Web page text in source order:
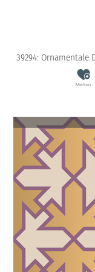
39294: Ornamentale
Merken